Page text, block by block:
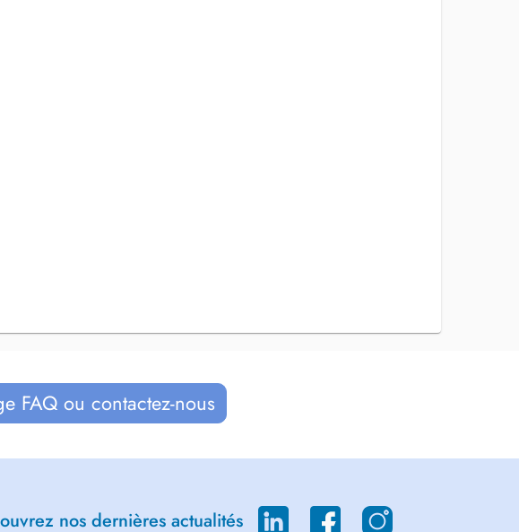
FAQ ou contactez-nous
nos dernières actualités